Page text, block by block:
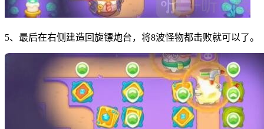
5、最后在右侧建造回旋镖炮台，将8波怪物都击败就可以了。